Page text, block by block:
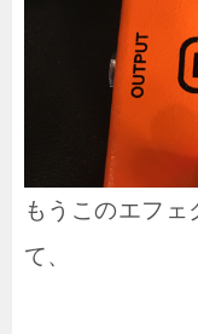
もうこのエフェ
て、